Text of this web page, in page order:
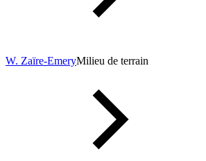
W. Zaïre-EmeryMilieu de terrain